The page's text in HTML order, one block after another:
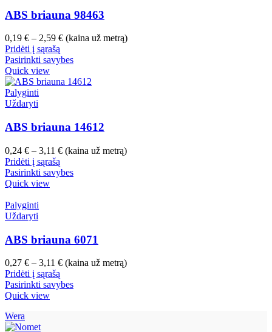
ABS briauna 98463
0,19 € – 2,59 €Price
0,19 €
2,59 €
(kaina už metrą)
Pridėti į sąrašą
Pasirinkti savybes
Quick view
Palyginti
Uždaryti
ABS briauna 14612
0,24 € – 3,11 €Price
0,24 €
(kaina už metrą)
Pridėti į sąrašą
Pasirinkti savybes
Quick view
Palyginti
Uždaryti
ABS briauna 6071
0,27 € – 3,11 €Price
0,27 €
(kaina už metrą)
Pridėti į sąrašą
Pasirinkti savybes
Quick view
Wera